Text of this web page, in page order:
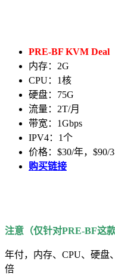
PRE-BF KVM Deal
内存：2G
CPU：1核
硬盘：75G
流量：2T/月
带宽：1Gbps
IPV4：1个
价格：$30/年，$90/
购买链接
注意（仅针对PRE-BF这款
年付，内存、CPU、硬盘
倍